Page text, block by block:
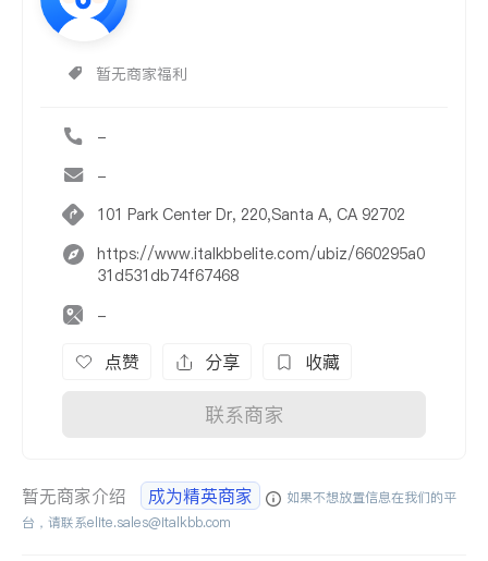
暂无商家福利
-
-
101 Park Center Dr, 220,Santa A, CA 92702
https://www.italkbbelite.com/ubiz/660295a0
31d531db74f67468
-
点赞 分享 收藏
联系商家
暂无商家介绍 成为精英商家
如果不想放置信息在我们的平
台，请联系elite.sales@italkbb.com